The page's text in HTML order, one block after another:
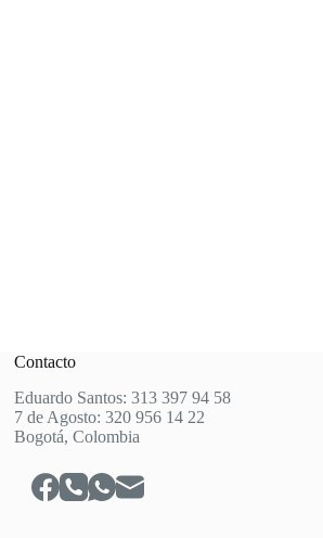
Contacto
Eduardo Santos: 313 397 94 58
7 de Agosto: 320 956 14 22
Bogotá, Colombia